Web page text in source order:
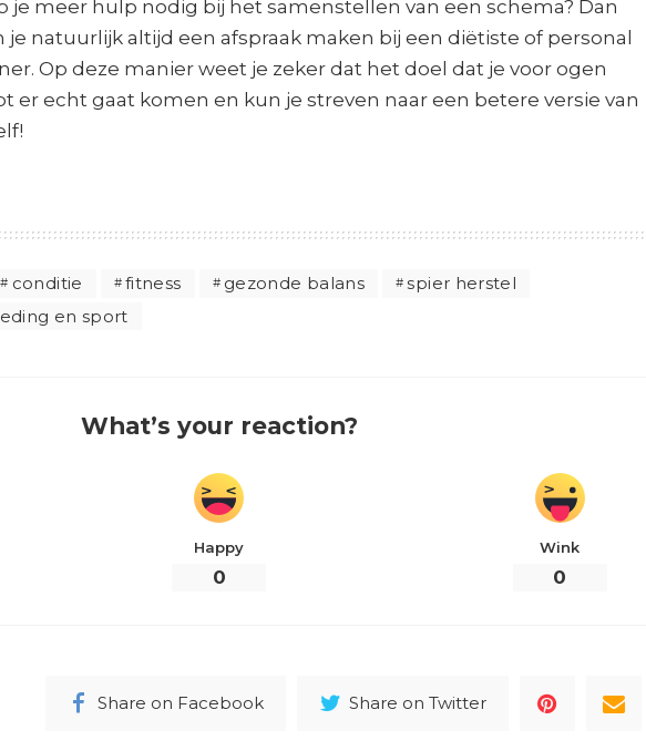
je meer hulp nodig bij het samenstellen van een schema? Dan
je natuurlijk altijd een afspraak maken bij een diëtiste of personal
Op deze manier weet je zeker dat het doel dat je voor ogen
er echt gaat komen en kun je streven naar een betere versie van
conditie fitness gezonde balans
spier herstel
en sport
What’s your reaction?
Happy
0
Wink
0
Share on Facebook Share on Twitter